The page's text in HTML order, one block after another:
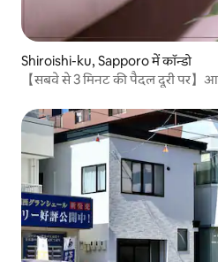
Shiroishi-ku, Sapporo में कॉन्डो
【सबवे से 3 मिनट की पैदल दूरी पर】